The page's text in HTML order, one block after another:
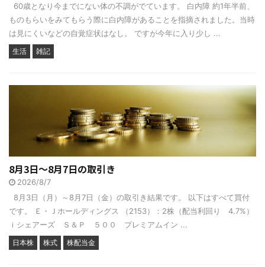
60歳となり今までにない体の不調がでています。 白内障 約1年半前、
ものもらいをみてもらう際に白内障があることを指摘されました。当時
は見にくいなどの自覚症状はなし。 ですが今年に入り少し ...
生活 雑記
8月3日～8月7日の取引き
2026/8/7
8月3日（月）～8月7日（金）の取引き結果です。 以下はすべて買付
です。 Ｅ・Ｊホールディングス （2153）：2株（配当利回り 4.7%）
ｉシェアーズ Ｓ＆Ｐ ５００ プレミアムイン ...
日本株 株式 株配当金